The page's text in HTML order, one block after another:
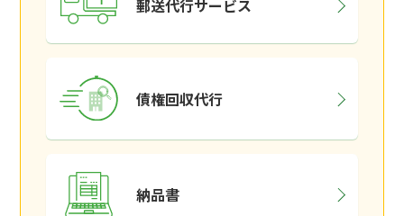
郵送代行サービス
債権回収代行
納品書